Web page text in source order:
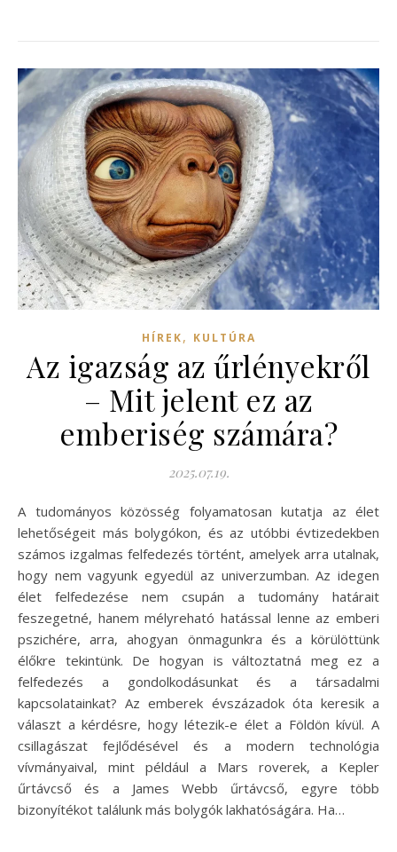
HÍREK, KULTÚRA
Az igazság az űrlényekről
– Mit jelent ez az
emberiség számára?
2025.07.19.
A tudományos közösség folyamatosan kutatja az élet
lehetőségeit más bolygókon, és az utóbbi évtizedekben
számos izgalmas felfedezés történt, amelyek arra utalnak,
hogy nem vagyunk egyedül az univerzumban. Az idegen
élet felfedezése nem csupán a tudomány határait
feszegetné, hanem mélyreható hatással lenne az emberi
pszichére, arra, ahogyan önmagunkra és a körülöttünk
élőkre tekintünk. De hogyan is változtatná meg ez a
felfedezés a gondolkodásunkat és a társadalmi
kapcsolatainkat? Az emberek évszázadok óta keresik a
választ a kérdésre, hogy létezik-e élet a Földön kívül. A
csillagászat fejlődésével és a modern technológia
vívmányaival, mint például a Mars roverek, a Kepler
űrtávcső és a James Webb űrtávcső, egyre több
bizonyítékot találunk más bolygók lakhatóságára. Ha…